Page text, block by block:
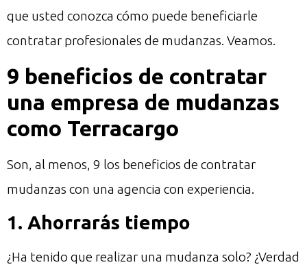
que usted conozca cómo puede beneficiarle
contratar profesionales de mudanzas. Veamos.
9 beneficios de contratar
una empresa de mudanzas
como Terracargo
Son, al menos, 9 los beneficios de contratar
mudanzas con una agencia con experiencia.
1. Ahorrarás tiempo
¿Ha tenido que realizar una mudanza solo? ¿Verdad